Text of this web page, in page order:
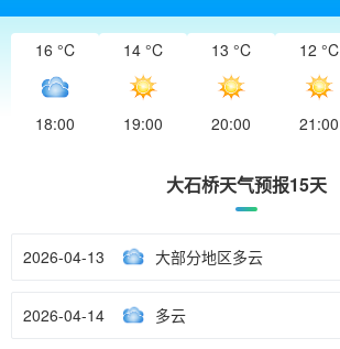
16 °C
18:00
14 °C
19:00
13 °C
20:00
12 °C
21:00
大石桥天气预报15天
2026-04-13 大部分地区多云
2026-04-14 多云